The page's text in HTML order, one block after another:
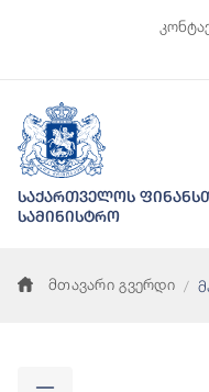
საქართველოს
სამინისტრო
მთავარი გვერდი